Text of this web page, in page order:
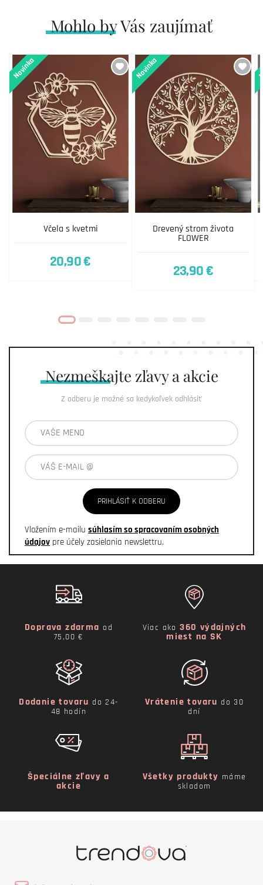
Mohlo by Vás zaujímať
Včela s kvetmi
Novinka
20,90 €
Drevený strom života
FLOWER
Novinka
23,90 €
Nezmeškajte zľavy a akcie
Z odberu je možné sa kedykoľvek odhlásiť
PRIHLÁSIŤ K ODBERU
Vložením e-mailu súhlasím so spracovaním osobných
údajov pre účely zasielania newslettru.
Doprava zdarma od
75,00 €
Viac ako360 výdajných
miest na SK
Dodanie tovaru do 24-
48 hodín
Vrátenie tovaru do 30
dní
Špeciálne zľavy a
akcie
Všetky produkty máme
skladom